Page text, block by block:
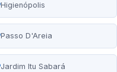
Higienópolis
Passo D'Areia
Jardim Itu Sabará